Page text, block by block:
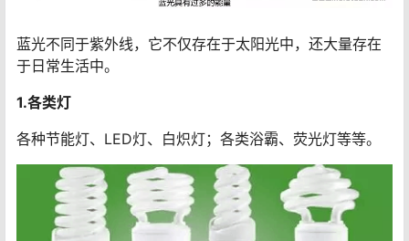
蓝光不同于紫外线，它不仅存在于太阳光中，还大量存在
于日常生活中。
1.各类灯
各种节能灯、LED灯、白炽灯；各类浴霸、荧光灯等等。